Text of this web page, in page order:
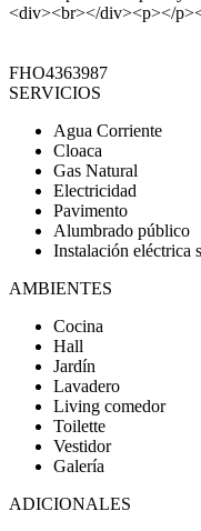
<div><br></div><p></
FHO4363987
SERVICIOS
Agua Corriente
Cloaca
Gas Natural
Electricidad
Pavimento
Alumbrado público
Instalación eléctrica
AMBIENTES
Cocina
Hall
Jardín
Lavadero
Living comedor
Toilette
Vestidor
Galería
ADICIONALES